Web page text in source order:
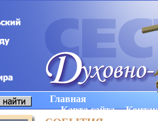
Главная
Карта сайта